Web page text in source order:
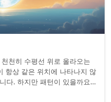
천히 수평선 위로 올라오는
항상 같은 위치에 나타나지 않
다. 하지만 패턴이 있을까요?